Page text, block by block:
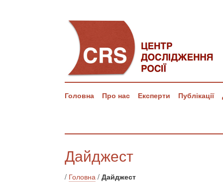
Головна Про нас Експерти Публікації
Дайджест
/ Головна / Дайджест